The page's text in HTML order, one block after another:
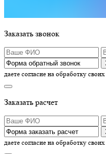
Заказать звонок
даете согласие на обработку своих
Заказать расчет
даете согласие на обработку своих